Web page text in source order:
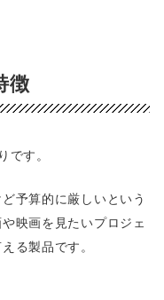
徴
です。
予算的に厳しいという
映画を見たいプロジェ
る製品です。